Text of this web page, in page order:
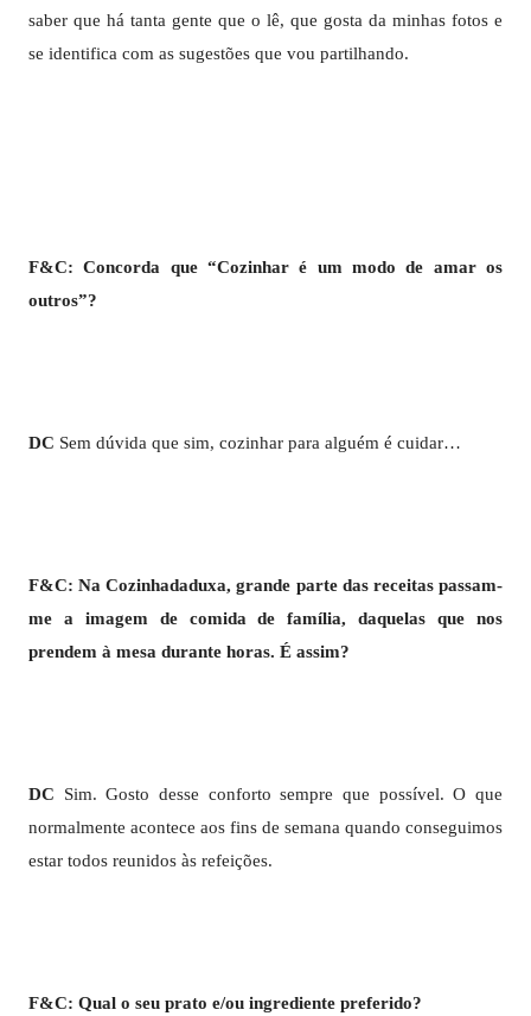
saber que há tanta gente que o lê, que gosta da minhas fotos e
se identifica com as sugestões que vou partilhando.
F&C: Concorda que “Cozinhar é um modo de amar os
outros”?
DC Sem dúvida que sim, cozinhar para alguém é cuidar…
F&C: Na Cozinhadaduxa, grande parte das receitas passam-
me a imagem de comida de família, daquelas que nos
prendem à mesa durante horas. É assim?
DC Sim. Gosto desse conforto sempre que possível. O que
normalmente acontece aos fins de semana quando conseguimos
estar todos reunidos às refeições.
F&C: Qual o seu prato e/ou ingrediente preferido?